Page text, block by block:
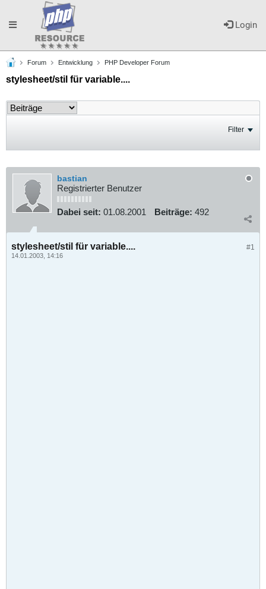
Login
Toggle
navigation
Forum Entwicklung PHP Developer Forum
stylesheet/stil für variable....
Filter
bastian
Registrierter Benutzer
Dabei seit: 01.08.2001 Beiträge: 492
#1
stylesheet/stil für variable....
14.01.2003, 14:16